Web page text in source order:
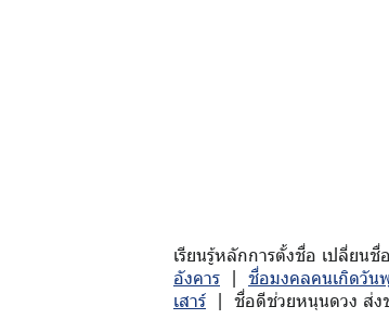
เรียนรู้หลักการตั้งชื่อ เปลี่ยน
อังคาร | ชื่อมงคลคนเกิดวัน
เสาร์ | ชื่อดีช่วยหนุนดวง ส่งช